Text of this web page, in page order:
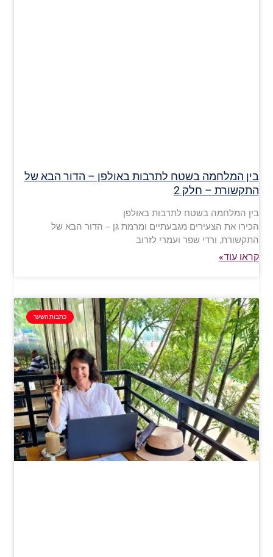
בין המלחמה בשטח לתרבות באולפן – הדור הבא של
התקשורת – חלק 2
בין המלחמה בשטח לתרבות באולפן
הכירו את הצעירים מגבעתיים ומרמת גן – הדור הבא של
התקשורת, ורדי שפר ועמרי לזרוב
קראו עוד»
כתבות השער